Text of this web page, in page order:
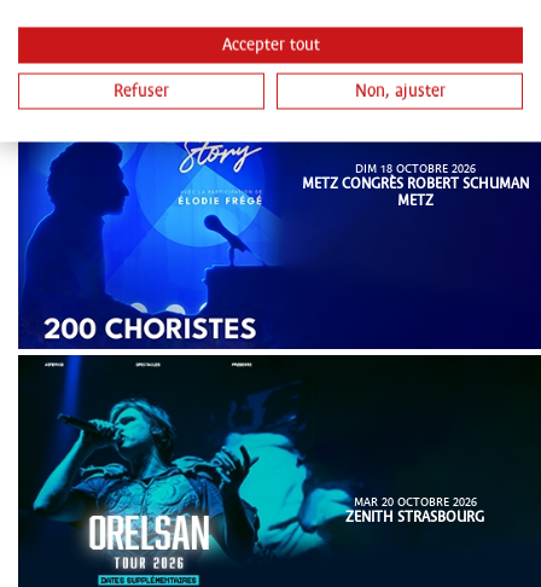
DIM 18 OCTOBRE 2026
METZ CONGRÈS ROBERT SCHUMAN
METZ
MAR 20 OCTOBRE 2026
ZENITH STRASBOURG
Accepter tout
Refuser Non, ajuster